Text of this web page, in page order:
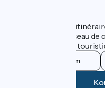
ViaRhôna est un
promu par un réseau
leurs institutions
Instagram